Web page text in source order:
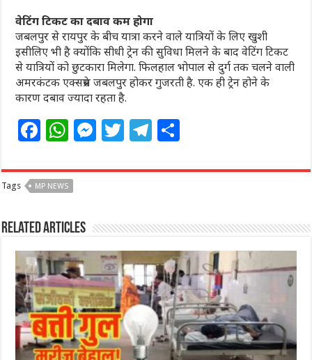
वेटिंग टिकट का दबाव कम होगा
जबलपुर से रायपुर के बीच यात्रा करने वाले यात्रियों के लिए खुशी
इसीलिए भी है क्योंकि सीधी ट्रेन की सुविधा मिलने के बाद वेटिंग टिकट
से यात्रियों को छुटकारा मिलेगा. फिलहाल भोपाल से दुर्ग तक चलने वाली
अमरकंटक एक्सप्रेस जबलपुर होकर गुजरती है. एक ही ट्रेन होने के
कारण दबाव ज्यादा रहता है.
F
c
e
b
o
o
k
W
at
s
A
p
p
M
ss
n
g
e
r
T
itt
r
T
e
ra
m
ar
Tags MP NEWS
Related Articles